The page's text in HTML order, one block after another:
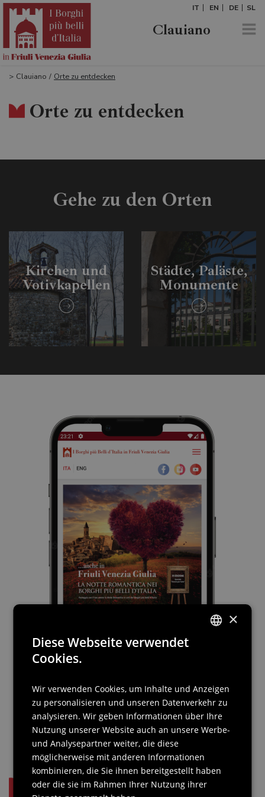
IT EN DE SL
Clauiano
> Clauiano / Orte zu entdecken
Orte zu entdecken
Gehe zu den Orten
Kirchen und
Votivkapellen
Städte, Paläste,
Monumente
Borghi Belli FVG
GERMAN
SLOVENIAN
×
Diese Webseite verwendet
Cookies.
Wir verwenden Cookies, um Inhalte und Anzeigen
zu personalisieren und unseren Datenverkehr zu
analysieren. Wir geben Informationen über Ihre
Nutzung unserer Website auch an unsere Werbe-
und Analysepartner weiter, die diese
möglicherweise mit anderen Informationen
kombinieren, die Sie ihnen bereitgestellt haben
oder die sie im Rahmen Ihrer Nutzung ihrer